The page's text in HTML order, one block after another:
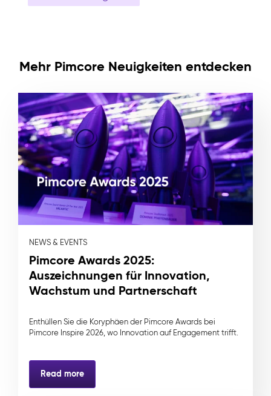
Mehr Pimcore Neuigkeiten entdecken
NEWS & EVENTS
Pimcore Awards 2025:
Auszeichnungen für Innovation,
Wachstum und Partnerschaft
Enthüllen Sie die Koryphäen der Pimcore Awards bei
Pimcore Inspire 2026, wo Innovation auf Engagement trifft.
Read more